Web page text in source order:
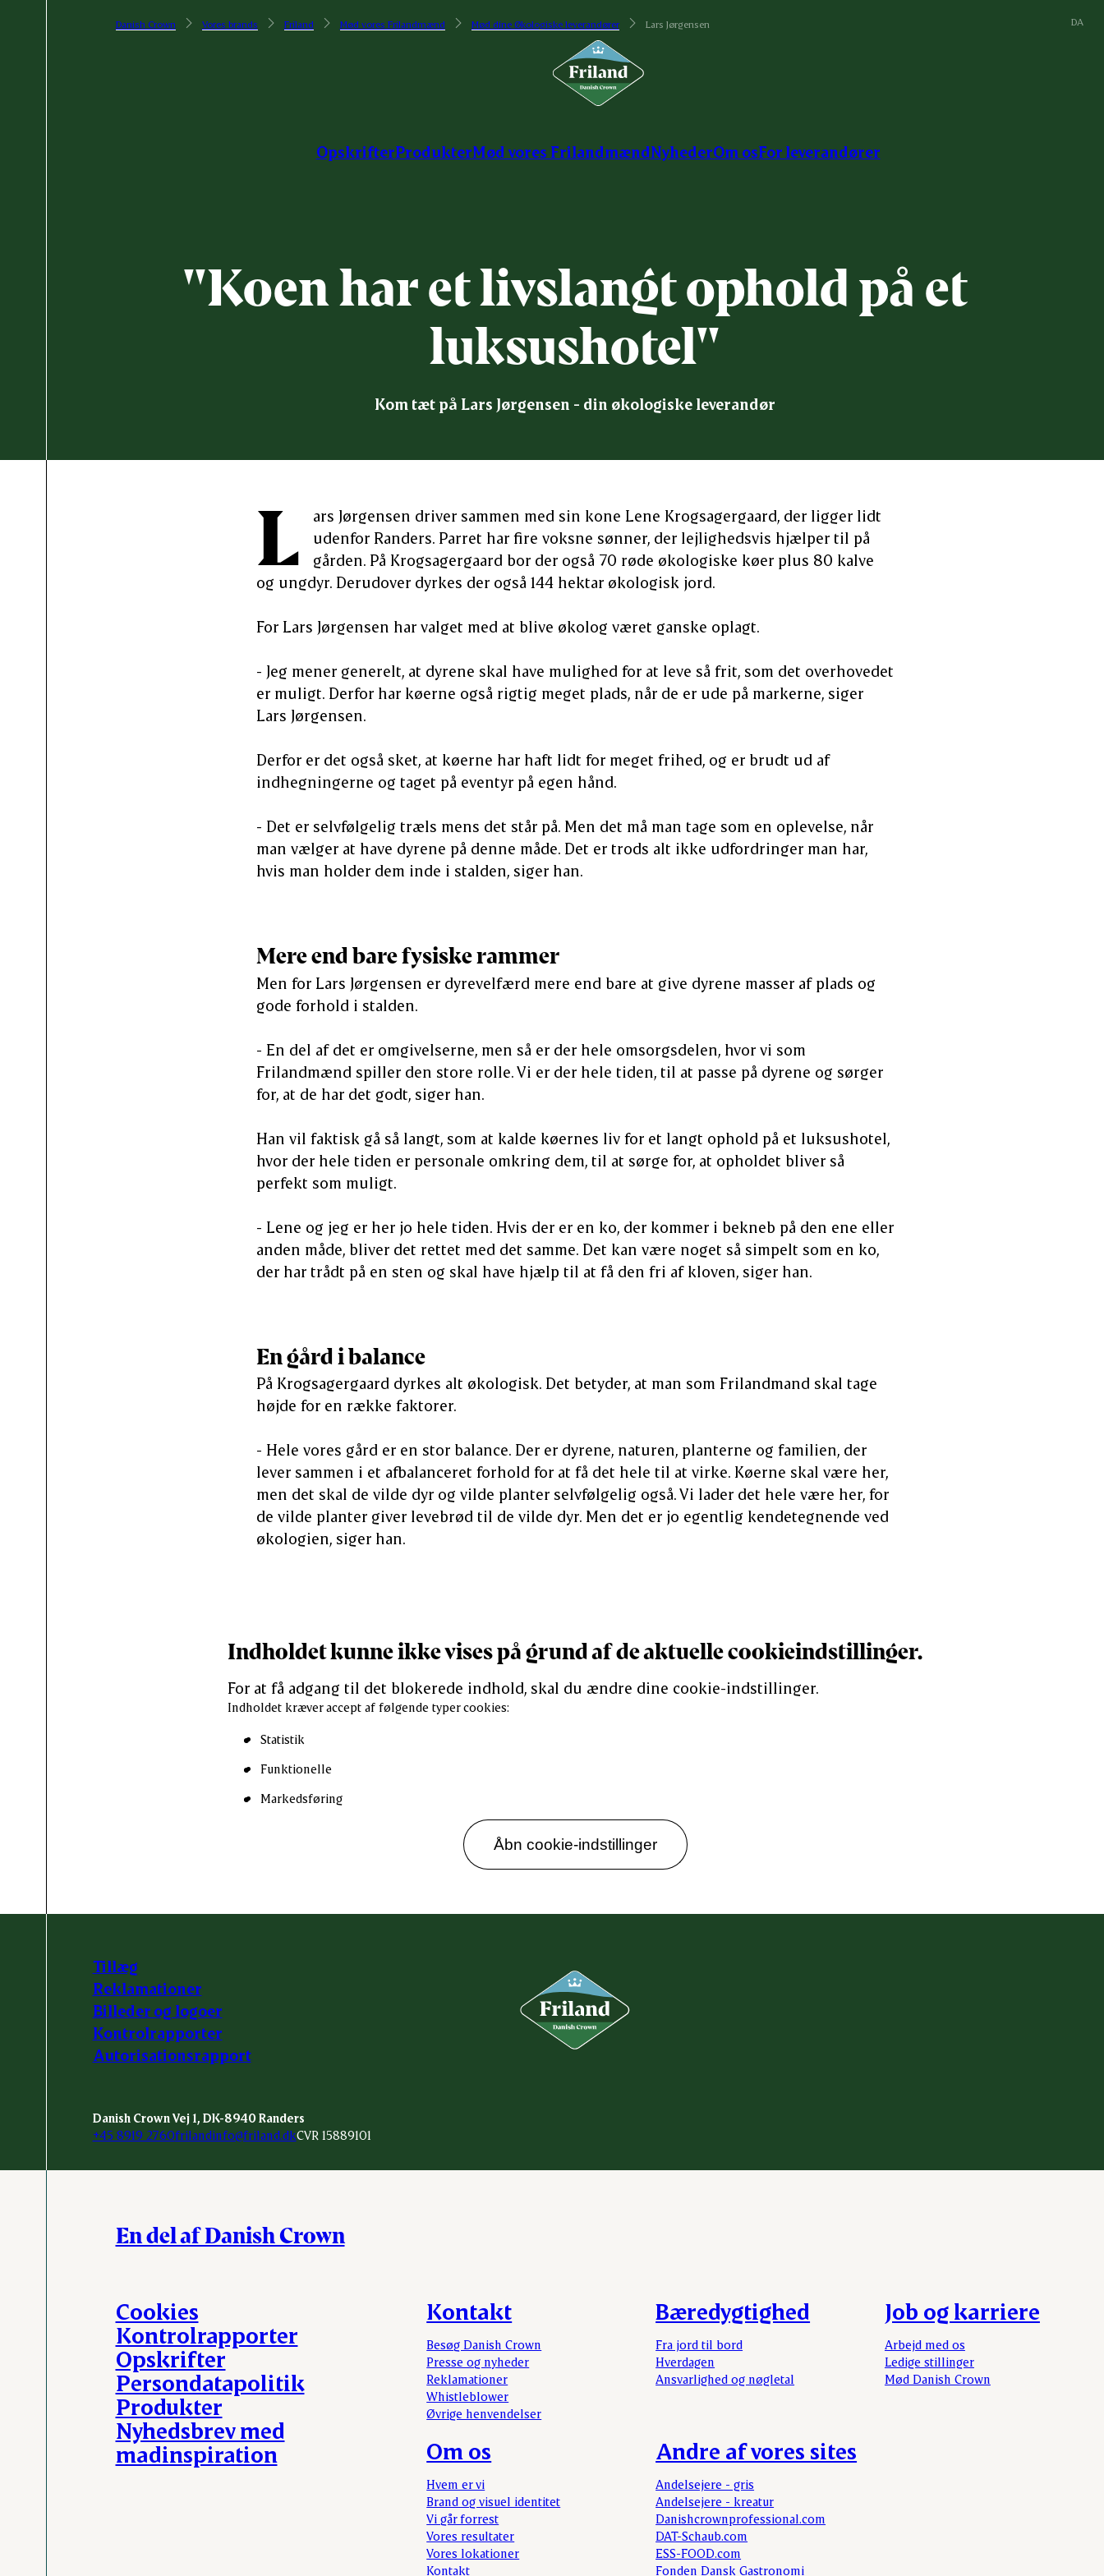
Danish Crown Vores brands Friland Mød vores Frilandmænd Mød dine Økologiske leverandører Lars Jørgensen
OpskrifterProdukterMød vores FrilandmændNyhederOm osFor leverandører
"Koen har et livslangt ophold på et
luksushotel"
Kom tæt på Lars Jørgensen - din økologiske leverandør
DA
L
ars Jørgensen driver sammen med sin kone Lene Krogsagergaard, der ligger lidt
udenfor Randers. Parret har fire voksne sønner, der lejlighedsvis hjælper til på
gården. På Krogsagergaard bor der også 70 røde økologiske køer plus 80 kalve
og ungdyr. Derudover dyrkes der også 144 hektar økologisk jord.
For Lars Jørgensen har valget med at blive økolog været ganske oplagt.
- Jeg mener generelt, at dyrene skal have mulighed for at leve så frit, som det overhovedet
er muligt. Derfor har køerne også rigtig meget plads, når de er ude på markerne, siger
Lars Jørgensen.
Derfor er det også sket, at køerne har haft lidt for meget frihed, og er brudt ud af
indhegningerne og taget på eventyr på egen hånd.
- Det er selvfølgelig træls mens det står på. Men det må man tage som en oplevelse, når
man vælger at have dyrene på denne måde. Det er trods alt ikke udfordringer man har,
hvis man holder dem inde i stalden, siger han.
Mere end bare fysiske rammer
Men for Lars Jørgensen er dyrevelfærd mere end bare at give dyrene masser af plads og
gode forhold i stalden.
- En del af det er omgivelserne, men så er der hele omsorgsdelen, hvor vi som
Frilandmænd spiller den store rolle. Vi er der hele tiden, til at passe på dyrene og sørger
for, at de har det godt, siger han.
Han vil faktisk gå så langt, som at kalde køernes liv for et langt ophold på et luksushotel,
hvor der hele tiden er personale omkring dem, til at sørge for, at opholdet bliver så
perfekt som muligt.
- Lene og jeg er her jo hele tiden. Hvis der er en ko, der kommer i bekneb på den ene eller
anden måde, bliver det rettet med det samme. Det kan være noget så simpelt som en ko,
der har trådt på en sten og skal have hjælp til at få den fri af kloven, siger han.
En gård i balance
På Krogsagergaard dyrkes alt økologisk. Det betyder, at man som Frilandmand skal tage
højde for en række faktorer.
- Hele vores gård er en stor balance. Der er dyrene, naturen, planterne og familien, der
lever sammen i et afbalanceret forhold for at få det hele til at virke. Køerne skal være her,
men det skal de vilde dyr og vilde planter selvfølgelig også. Vi lader det hele være her, for
de vilde planter giver levebrød til de vilde dyr. Men det er jo egentlig kendetegnende ved
økologien, siger han.
Indholdet kunne ikke vises på grund af de aktuelle cookieindstillinger.
For at få adgang til det blokerede indhold, skal du ændre dine cookie-indstillinger.
Indholdet kræver accept af følgende typer cookies:
Statistik
Funktionelle
Markedsføring
Åbn cookie-indstillinger
Tillæg
Reklamationer
Billeder og logoer
Kontrolrapporter
Autorisationsrapport
Danish Crown Vej 1, DK-8940 Randers
+45 8919 2760frilandinfo@friland.dkCVR 15889101
En del af Danish Crown
Kontakt
Besøg Danish Crown
Presse og nyheder
Reklamationer
Whistleblower
Øvrige henvendelser
Bæredygtighed
Fra jord til bord
Hverdagen
Ansvarlighed og nøgletal
Job og karriere
Arbejd med os
Ledige stillinger
Mød Danish Crown
Om os
Hvem er vi
Brand og visuel identitet
Vi går forrest
Vores resultater
Vores lokationer
Kontakt
Andre af vores sites
Andelsejere - gris
Andelsejere - kreatur
Danishcrownprofessional.com
DAT-Schaub.com
ESS-FOOD.com
Fonden Dansk Gastronomi
Cookies
Kontrolrapporter
Opskrifter
Persondatapolitik
Produkter
Nyhedsbrev med
madinspiration